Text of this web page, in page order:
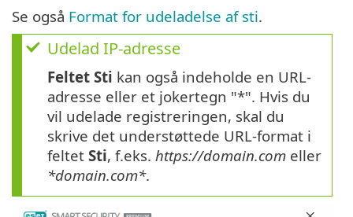
Se også Format for udeladelse af sti.
Udelad IP-adresse
Feltet Sti kan også indeholde en URL-
adresse eller et jokertegn "*". Hvis du
vil udelade registreringen, skal du
skrive det understøttede URL-format i
feltet Sti, f.eks. https://domain.com eller
*domain.com*.